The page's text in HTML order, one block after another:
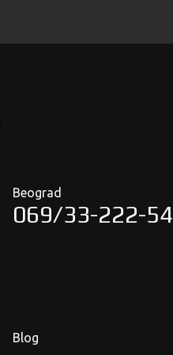
Beograd
069/33-222-54
Blog